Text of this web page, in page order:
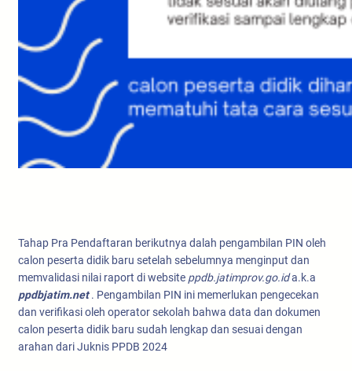
Tahap Pra Pendaftaran berikutnya dalah pengambilan PIN oleh
calon peserta didik baru setelah sebelumnya menginput dan
memvalidasi nilai raport di website ppdb.jatimprov.go.ida.k.a
ppdbjatim.net. Pengambilan PIN ini memerlukan pengecekan
dan verifikasi oleh operator sekolah bahwa data dan dokumen
calon peserta didik baru sudah lengkap dan sesuai dengan
arahan dari Juknis PPDB 2024